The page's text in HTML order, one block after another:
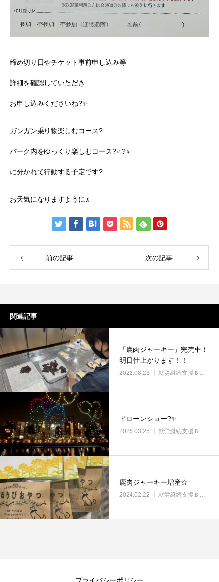
締め切り日やチケット事前申し込み等
詳細を確認していただき
お申し込みくださいね?✨
ガンガン乗り物楽しむコース?
パーク内をゆっくり楽しむコース?‍♂️?‍♀️
に分かれて行動する予定です?
お天気になりますように♬
前の記事 次の記事
関連記事
「鹿肉ジャーキー」完売中！
明日仕上がります！！
2022.08.23 就労継続支援Ｂ型・ニコプレイス
ドローンショー?✨
2025.03.25 就労継続支援Ｂ型・ニコプレイス
鹿肉ジャーキー増産☆
2024.02.22 就労継続支援Ｂ型・ニコプレイス
プライバシーポリシー